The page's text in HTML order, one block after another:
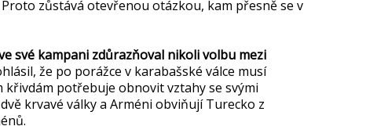
zůstává otevřenou otázkou, kam přesně se v
své kampani zdůrazňoval nikoli volbu mezi
že po porážce v karabašské válce musí
potřebuje obnovit vztahy se svými
krvavé války a Arméni obviňují Turecko z